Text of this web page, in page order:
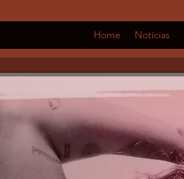
Home Notícias